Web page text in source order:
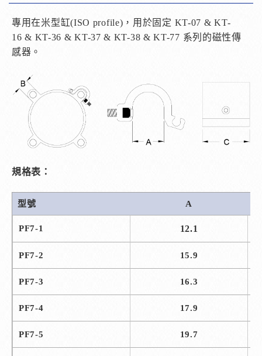
專用在米型缸(ISO profile) ，用於固定 KT-07 & KT-
16 & KT-36 & KT-37 & KT-38 & KT-77 系列的磁性傳
感器。
規格表：
型號 A
PF7-1 12.1
PF7-2 15.9
PF7-3 16.3
PF7-4 17.9
PF7-5 19.7